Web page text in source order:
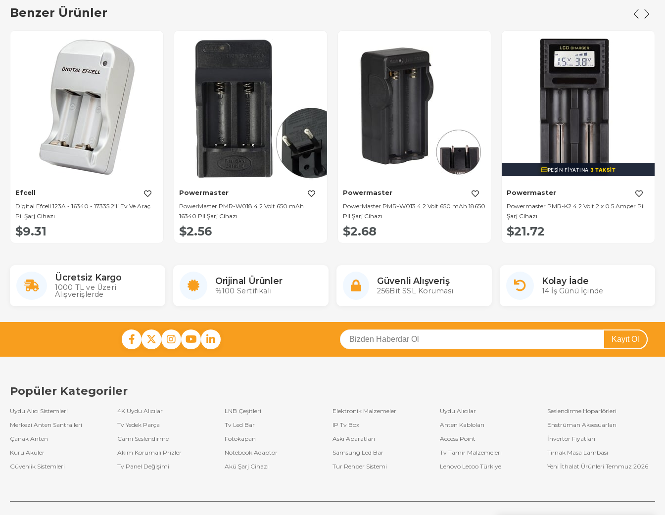
Benzer Ürünler
Efcell
Digital Efcell 123A - 16340 - 17335 2’li Ev Ve Araç
Pil Şarj Cihazı
$9.31
Powermaster
PowerMaster PMR-W018 4.2 Volt 650 mAh
16340 Pil Şarj Cihazı
$2.56
Powermaster
PowerMaster PMR-W013 4.2 Volt 650 mAh 18650
Pil Şarj Cihazı
$2.68
PEŞIN FIYATINA3 TAKSIT
Powermaster
Powermaster PMR-K2 4.2 Volt 2 x 0.5 Amper Pil
Şarj Cihazı
$21.72
Ücretsiz Kargo
1000 TL ve Üzeri
Alışverişlerde
Orijinal Ürünler
%100 Sertifikalı
Güvenli Alışveriş
256Bit SSL Koruması
Kolay İade
14 İş Günü İçinde
Kayıt Ol
Popüler Kategoriler
Uydu Alıcı Sistemleri 4K Uydu Alıcılar LNB Çeşitleri Elektronik Malzemeler Uydu Alıcılar
Seslendirme Hoparlörleri
Merkezi Anten Santralleri
Tv Yedek Parça Tv Led Bar IP Tv Box Anten Kabloları
Enstrüman Aksesuarları
Çanak Anten
Cami Seslendirme Fotokapan Askı Aparatları Access Point
İnvertör Fiyatları
Kuru Aküler
Akım Korumalı Prizler Notebook Adaptör Samsung Led Bar Tv Tamir Malzemeleri
Tırnak Masa Lambası
Güvenlik Sistemleri
Tv Panel Değişimi Akü Şarj Cihazı Tur Rehber Sistemi Lenovo Lecoo Türkiye Yeni İthalat Ürünleri Temmuz 2026